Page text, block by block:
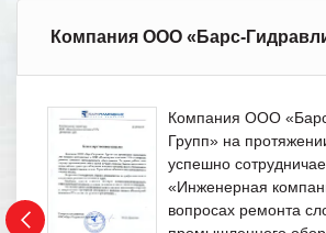
Компания ООО «Барс-
Компания ООО
Групп» на
успешно
«Инженерная
вопросах ремонта